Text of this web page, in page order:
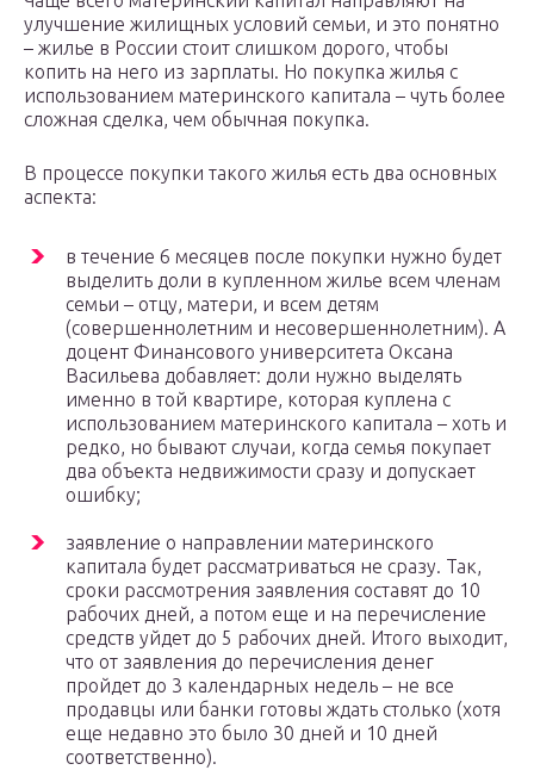
улучшение жилищных условий семьи, и это понятно
– жилье в России стоит слишком дорого, чтобы
копить на него из зарплаты. Но покупка жилья с
использованием материнского капитала – чуть более
сложная сделка, чем обычная покупка.
В процессе покупки такого жилья есть два основных
аспекта:
в течение 6 месяцев после покупки нужно будет
выделить доли в купленном жилье всем членам
семьи – отцу, матери, и всем детям
(совершеннолетним и несовершеннолетним). А
доцент Финансового университета Оксана
Васильева добавляет: доли нужно выделять
именно в той квартире, которая куплена с
использованием материнского капитала – хоть и
редко, но бывают случаи, когда семья покупает
два объекта недвижимости сразу и допускает
ошибку;
заявление о направлении материнского
капитала будет рассматриваться не сразу. Так,
сроки рассмотрения заявления составят до 10
рабочих дней, а потом еще и на перечисление
средств уйдет до 5 рабочих дней. Итого выходит,
что от заявления до перечисления денег
пройдет до 3 календарных недель – не все
продавцы или банки готовы ждать столько (хотя
еще недавно это было 30 дней и 10 дней
соответственно).